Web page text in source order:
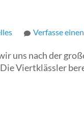
Verfasse
nach der
Viertklässler